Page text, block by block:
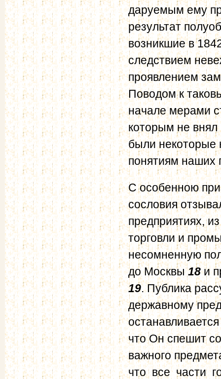
даруемым ему
результат
возникшие в
следствием
проявлением
Поводом к
начале мерами
которым не
были некоторые
понятиям наших
С особенною
сословия
предприятиях,
торговли и
несомненную
до Москвы18и
19. Публика
державному
что Он спешит
важного
что все части